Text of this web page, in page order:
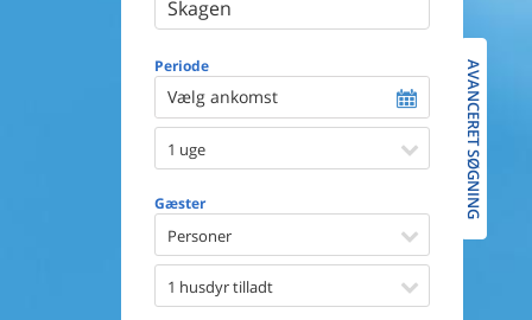
Periode
Vælg ankomst
1 uge
Gæster
Personer
1 husdyr tilladt
Afstand til
Udsigt til
Faciliteter
Spa
AVANCERET SØGNING